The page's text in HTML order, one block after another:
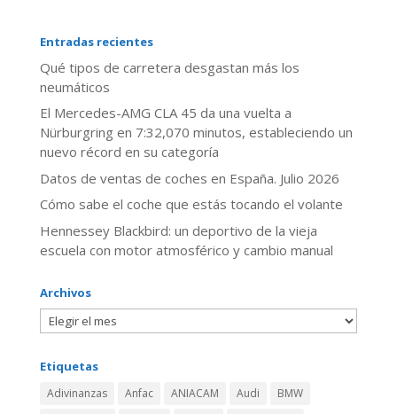
Entradas recientes
Qué tipos de carretera desgastan más los
neumáticos
El Mercedes-AMG CLA 45 da una vuelta a
Nürburgring en 7:32,070 minutos, estableciendo un
nuevo récord en su categoría
Datos de ventas de coches en España. Julio 2026
​Cómo sabe el coche que estás tocando el volante
Hennessey Blackbird: un deportivo de la vieja
escuela con motor atmosférico y cambio manual
Archivos
Etiquetas
Adivinanzas Anfac ANIACAM Audi
BMW